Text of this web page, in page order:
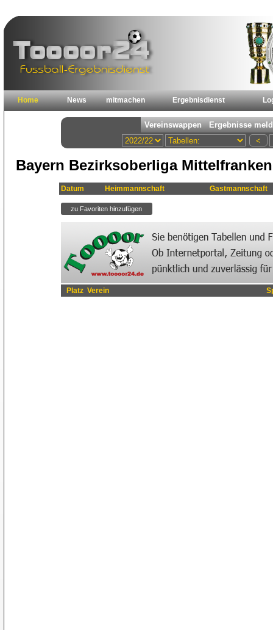
Home News mitmachen Ergebnisdienst
Bayern Bezirksoberliga
Datum Heimmannschaft Gastmannschaft
Platz Verein